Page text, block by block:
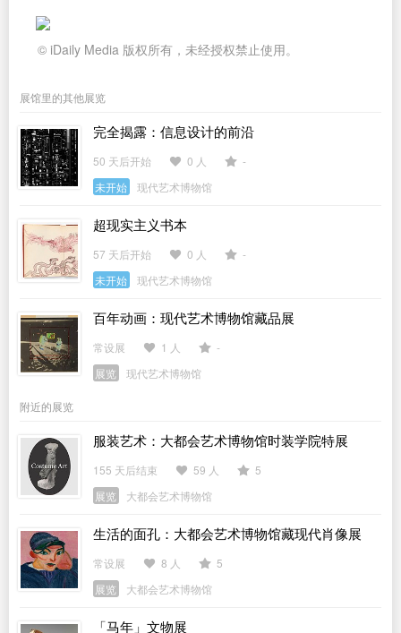
© iDaily Media 版权所有，未经授权禁止使用。
展馆里的其他展览
完全揭露：信息设计的前沿
50 天后开始 0 人
-
未开始
现代艺术博物馆
超现实主义书本
57 天后开始 0 人
-
未开始
现代艺术博物馆
百年动画：现代艺术博物馆藏品展
常设展 1 人
-
展览
现代艺术博物馆
附近的展览
服装艺术：大都会艺术博物馆时装学院特展
155 天后结束 59 人
5
展览
大都会艺术博物馆
生活的面孔：大都会艺术博物馆藏现代肖像展
常设展 8 人
5
展览
大都会艺术博物馆
「马年」文物展